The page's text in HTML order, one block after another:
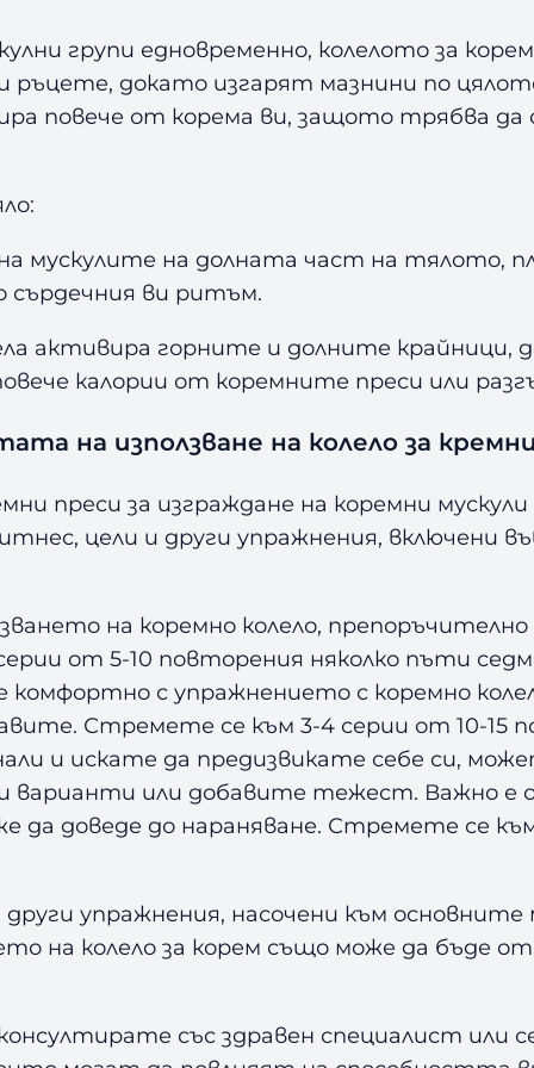
групи едновременно, колелото за
ръцете, докато изгарят мазнини по
повече от корема ви, защото трябва
мускулите на долната част на тялото,
сърдечния ви ритъм.
активира горните и долните
калории от коремните преси или
на използване на колело за
преси за изграждане на коремни
цели и други упражнения, включени
на коремно колело,
от 5-10 повторения няколко пъти
комфортно с упражнението с коремно
Стремете се към 3-4 серии от 10-15
и искате да предизвикате себе си,
или добавите тежест. Важно е
доведе до нараняване. Стремете се
упражнения, насочени към основните
на колело за корем също може да бъде
със здравен специалист